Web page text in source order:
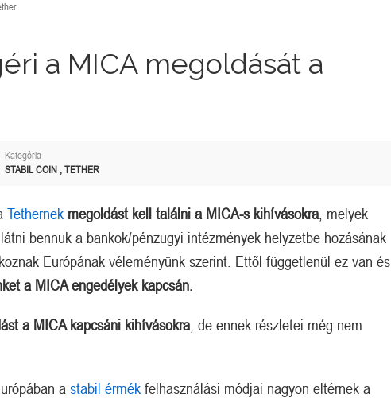
a MICA megoldását a
Kategória
STABIL COIN , TETHER
Tethernek megoldást kell találni a MICA-s kihívásokra , melyek
bennük a bankok/pénzügyi intézmények helyzetbe hozásának
Európának véleményünk szerint. Ettől függetlenül ez van és
a MICA engedélyek kapcsán.
a MICA kapcsáni kihívásokra , de ennek részletei még nem
a stabil érmék felhasználási módjai nagyon eltérnek a